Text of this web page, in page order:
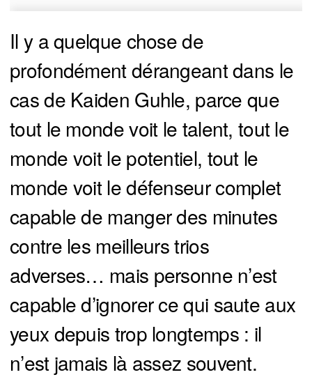
Il y a quelque chose de
profondément dérangeant dans le
cas de Kaiden Guhle, parce que
tout le monde voit le talent, tout le
monde voit le potentiel, tout le
monde voit le défenseur complet
capable de manger des minutes
contre les meilleurs trios
adverses… mais personne n’est
capable d’ignorer ce qui saute aux
yeux depuis trop longtemps : il
n’est jamais là assez souvent.